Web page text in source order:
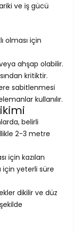
ve iş gücü
olması için
ahşap olabilir.
kritiktir.
sabitlenmesi
kullanılır.
belirli
2-3 metre
için kazılan
için yeterli süre
dikilir ve düz